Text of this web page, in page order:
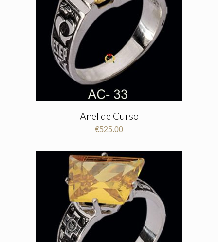
Anel de Curso
€525.00